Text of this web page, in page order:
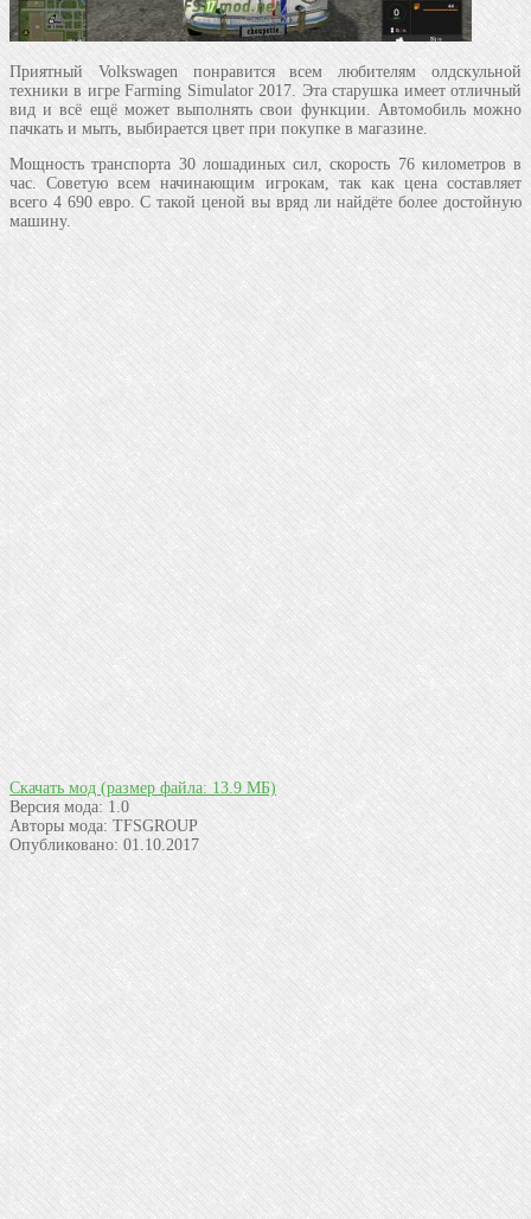
Приятный Volkswagen понравится всем любителям олдскульной
техники в игре Farming Simulator 2017. Эта старушка имеет отличный
вид и всё ещё может выполнять свои функции. Автомобиль можно
пачкать и мыть, выбирается цвет при покупке в магазине.
Мощность транспорта 30 лошадиных сил, скорость 76 километров в
час. Советую всем начинающим игрокам, так как цена составляет
всего 4 690 евро. С такой ценой вы вряд ли найдёте более достойную
машину.
Скачать мод (размер файла: 13.9 МБ)
Версия мода: 1.0
Авторы мода: TFSGROUP
Опубликовано: 01.10.2017